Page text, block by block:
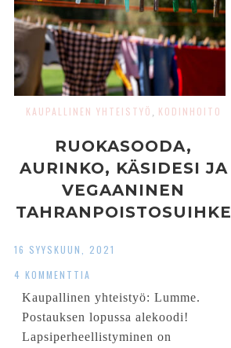
KAUPALLINEN YHTEISTYÖ KODINHOITO
RUOKASOODA,
AURINKO, KÄSIDESI JA
VEGAANINEN
TAHRANPOISTOSUIHKE
IRTOAVAT
HANKALATKIN TAHRAT
16 SYYSKUUN, 2021
4 KOMMENTTIA
Kaupallinen yhteistyö: Lumme.
Postauksen lopussa alekoodi!
Lapsiperheellistyminen on